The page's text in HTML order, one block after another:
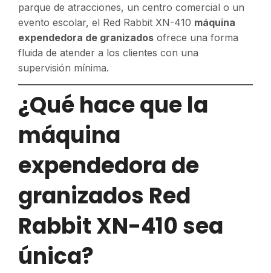
parque de atracciones, un centro comercial o un
evento escolar, el Red Rabbit XN-410 máquina
expendedora de granizados ofrece una forma
fluida de atender a los clientes con una
supervisión mínima.
¿Qué hace que la
máquina
expendedora de
granizados Red
Rabbit XN-410 sea
única?